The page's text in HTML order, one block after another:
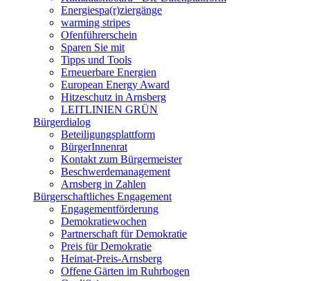
Energiespa(r)ziergänge
warming stripes
Ofenführerschein
Sparen Sie mit
Tipps und Tools
Erneuerbare Energien
European Energy Award
Hitzeschutz in Arnsberg
LEITLINIEN GRÜN
Bürgerdialog
Beteiligungsplattform
BürgerInnenrat
Kontakt zum Bürgermeister
Beschwerdemanagement
Arnsberg in Zahlen
Bürgerschaftliches Engagement
Engagementförderung
Demokratiewochen
Partnerschaft für Demokratie
Preis für Demokratie
Heimat-Preis-Arnsberg
Offene Gärten im Ruhrbogen